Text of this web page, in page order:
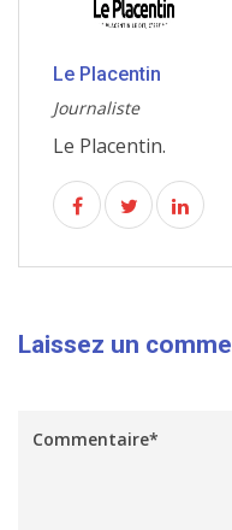
Le Placentin
Journaliste
Le Placentin.
Laissez un